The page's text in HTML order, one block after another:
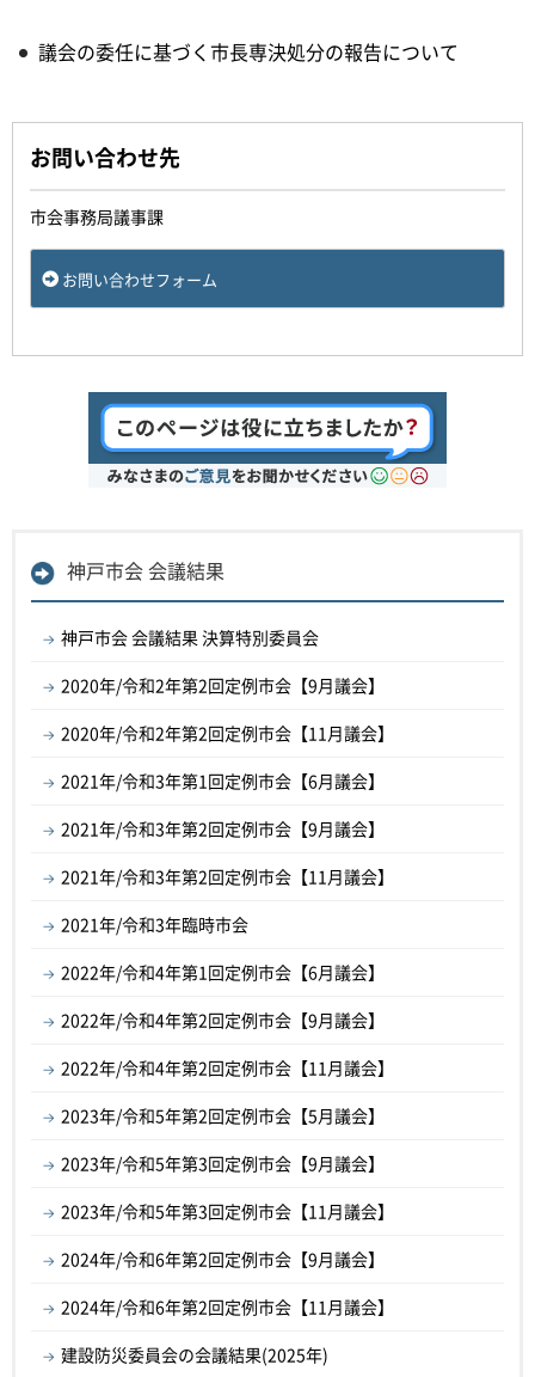
議会の委任に基づく市長専決処分の報告について
お問い合わせ先
市会事務局議事課
お問い合わせフォーム
神戸市会 会議結果
神戸市会 会議結果 決算特別委員会
2020年/令和2年第2回定例市会【9月議会】
2020年/令和2年第2回定例市会【11月議会】
2021年/令和3年第1回定例市会【6月議会】
2021年/令和3年第2回定例市会【9月議会】
2021年/令和3年第2回定例市会【11月議会】
2021年/令和3年臨時市会
2022年/令和4年第1回定例市会【6月議会】
2022年/令和4年第2回定例市会【9月議会】
2022年/令和4年第2回定例市会【11月議会】
2023年/令和5年第2回定例市会【5月議会】
2023年/令和5年第3回定例市会【9月議会】
2023年/令和5年第3回定例市会【11月議会】
2024年/令和6年第2回定例市会【9月議会】
2024年/令和6年第2回定例市会【11月議会】
建設防災委員会の会議結果(2025年)